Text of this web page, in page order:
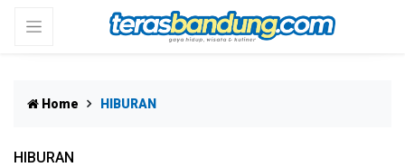
Home HIBURAN
HIBURAN